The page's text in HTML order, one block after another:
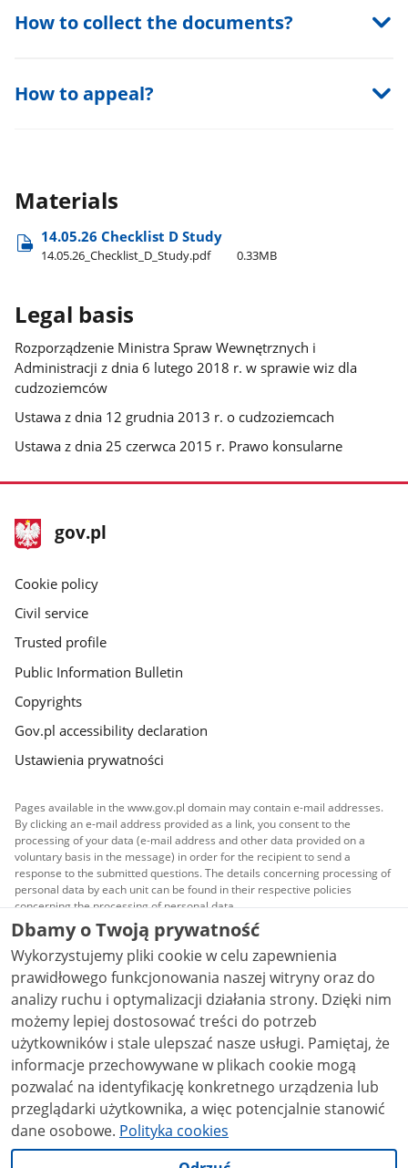
How to collect the documents?
How to appeal?
Materials
14.05.26 Checklist D Study
14.05.26​_Checklist​_D​_Study.pdf 0.33MB
Legal basis
Rozporządzenie Ministra Spraw Wewnętrznych i
Administracji z dnia 6 lutego 2018 r. w sprawie wiz dla
cudzoziemców
Ustawa z dnia 12 grudnia 2013 r. o cudzoziemcach
Ustawa z dnia 25 czerwca 2015 r. Prawo konsularne
footer
gov.pl
Main
gov.pl
Cookie policy
Civil service
Trusted profile
Public Information Bulletin
Copyrights
Gov.pl accessibility declaration
Ustawienia prywatności
Pages available in the www.gov.pl domain may contain e-mail addresses.
By clicking an e-mail address provided as a link, you consent to the
processing of your data (e-mail address and other data provided on a
voluntary basis in the message) in order for the recipient to send a
response to the submitted questions. The details concerning processing of
personal data by each unit can be found in their respective policies
concerning the processing of personal data.
All content published on this website is covered by a
Creative Commons Attribution 3.0 PLlicense, unless
stated otherwise.
Dbamy o Twoją prywatność
Wykorzystujemy pliki cookie w celu zapewnienia
prawidłowego funkcjonowania naszej witryny oraz do
analizy ruchu i optymalizacji działania strony. Dzięki nim
możemy lepiej dostosować treści do potrzeb
użytkowników i stale ulepszać nasze usługi. Pamiętaj, że
informacje przechowywane w plikach cookie mogą
pozwalać na identyfikację konkretnego urządzenia lub
przeglądarki użytkownika, a więc potencjalnie stanowić
dane osobowe. Polityka cookies